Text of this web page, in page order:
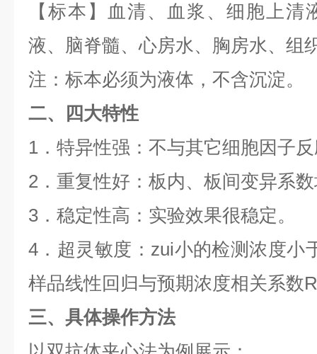
【标本】血清、血浆、细胞上
液、脑脊髓、心房水、胸房水、组
注：标本必须为液体，不含沉淀。
二、四大特性
1 ．特异性强：不与其它细胞因子
2 ．重复性好：板内、板间变异系
3 ．稳定性高：实验效果很稳定。
4 ．超灵敏度：zui小的检测浓度小
样品线性回归与预期浓度相关系数R
三、具体操作方法